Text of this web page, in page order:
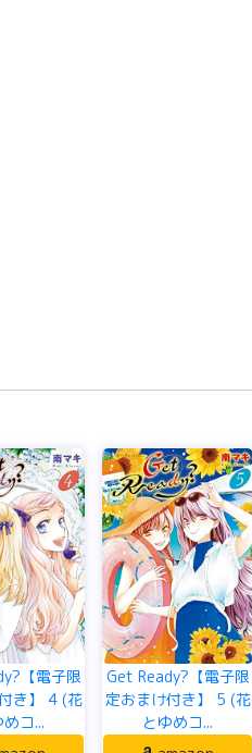
【電子限
き】 4 (花
めコ...
Get Ready?【電子限
定おまけ付き】 5 (花
とゆめコ...